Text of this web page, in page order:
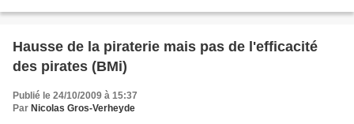
Hausse de la piraterie mais pas de l'efficacité
des pirates (BMi)
Publié le 24/10/2009 à 15:37
Par Nicolas Gros-Verheyde